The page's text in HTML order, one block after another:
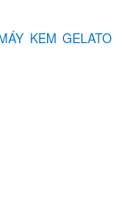
KEM GELATO